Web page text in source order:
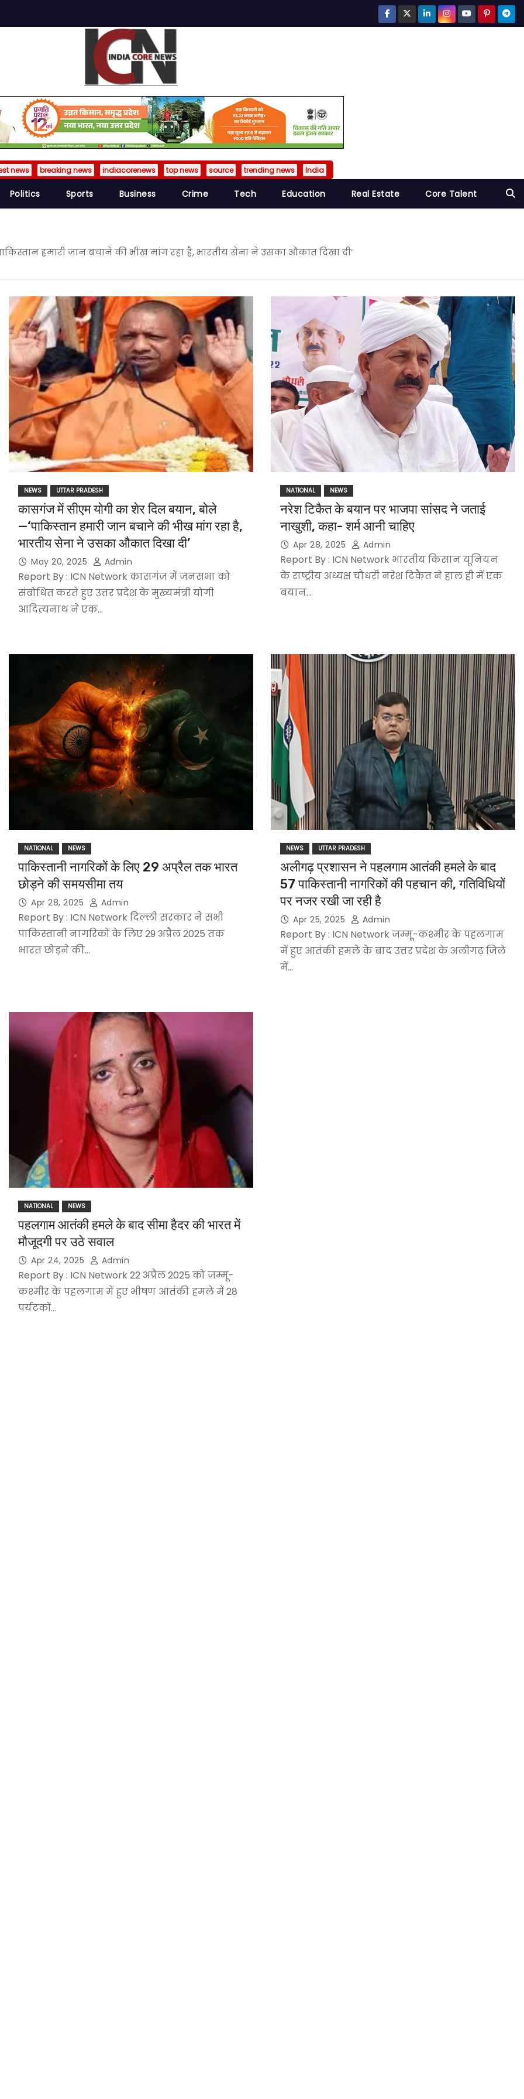
news breaking news indiacorenews top news source trending news India
Politics Sports Business Crime Tech Education Real Estate Core Talent
हमारी जान बचाने की भीख मांग रहा है, भारतीय सेना ने उसका औकात दिखा दी’
NEWS UTTAR PRADESH
कासगंज में सीएम योगी का शेर दिल बयान, बोले
—‘पाकिस्तान हमारी जान बचाने की भीख मांग रहा है,
भारतीय सेना ने उसका औकात दिखा दी’
May 20, 2025 Admin
Report By : ICN Network कासगंज में जनसभा को
संबोधित करते हुए उत्तर प्रदेश के मुख्यमंत्री योगी
आदित्यनाथ ने एक…
NATIONAL NEWS
नरेश टिकैत के बयान पर भाजपा सांसद ने जताई
नाखुशी, कहा- शर्म आनी चाहिए
Apr 28, 2025 Admin
Report By : ICN Network भारतीय किसान यूनियन
के राष्ट्रीय अध्यक्ष चौधरी नरेश टिकैत ने हाल ही में एक
बयान…
NATIONAL NEWS
पाकिस्तानी नागरिकों के लिए 29 अप्रैल तक भारत
छोड़ने की समयसीमा तय
Apr 28, 2025 Admin
Report By : ICN Network दिल्ली सरकार ने सभी
पाकिस्तानी नागरिकों के लिए 29 अप्रैल 2025 तक
भारत छोड़ने की…
NEWS UTTAR PRADESH
अलीगढ़ प्रशासन ने पहलगाम आतंकी हमले के बाद
57 पाकिस्तानी नागरिकों की पहचान की, गतिविधियों
पर नजर रखी जा रही है
Apr 25, 2025 Admin
Report By : ICN Network जम्मू-कश्मीर के पहलगाम
में हुए आतंकी हमले के बाद उत्तर प्रदेश के अलीगढ़ जिले
में…
NATIONAL NEWS
पहलगाम आतंकी हमले के बाद सीमा हैदर की भारत में
मौजूदगी पर उठे सवाल
Apr 24, 2025 Admin
Report By : ICN Network 22 अप्रैल 2025 को जम्मू-
कश्मीर के पहलगाम में हुए भीषण आतंकी हमले में 28
पर्यटकों…